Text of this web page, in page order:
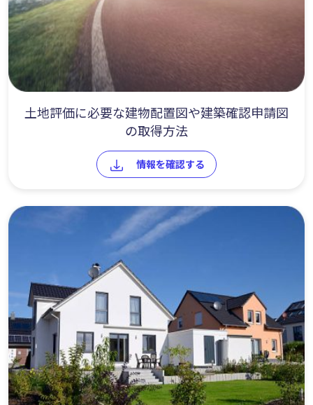
土地評価に必要な建物配置図や建築確認申請図
の取得方法
情報を確認する